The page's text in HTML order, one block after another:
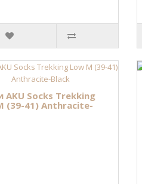
AKU Socks Trekking
(39-41) Anthracite-